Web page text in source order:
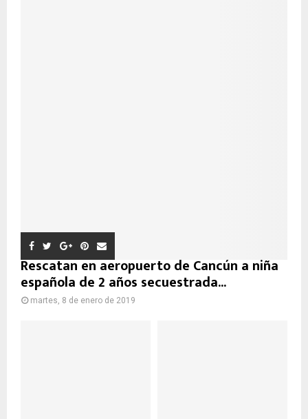
Rescatan en aeropuerto de Cancún a niña
española de 2 años secuestrada...
martes, 8 de enero de 2019